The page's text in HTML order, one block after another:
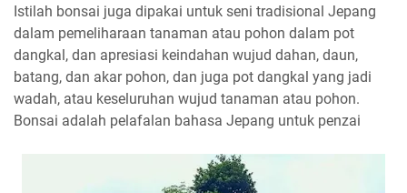
Istilah bonsai juga dipakai untuk seni tradisional Jepang
dalam pemeliharaan tanaman atau pohon dalam pot
dangkal, dan apresiasi keindahan wujud dahan, daun,
batang, dan akar pohon, dan juga pot dangkal yang jadi
wadah, atau keseluruhan wujud tanaman atau pohon.
Bonsai adalah pelafalan bahasa Jepang untuk penzai